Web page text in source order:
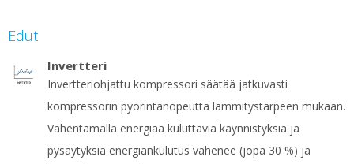
Edut
Invertteri
Invertteriohjattu kompressori säätää jatkuvasti
kompressorin pyörintänopeutta lämmitystarpeen mukaan.
Vähentämällä energiaa kuluttavia käynnistyksiä ja
pysäytyksiä energiankulutus vähenee (jopa 30 %) ja